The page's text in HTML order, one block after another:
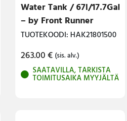
Water Tank / 67l/17.7Gal
– by Front Runner
TUOTEKOODI: HAK21801500
263.00€ (sis. alv.)
SAATAVILLA, TARKISTA
TOIMITUSAIKA MYYJÄLTÄ